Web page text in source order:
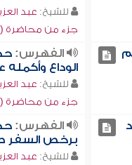
للشيخ: عبد
جزء من محاضرة (
الفهرس:
الوداع
للشيخ: عبد
جزء من محاضرة (
الفهرس:
برخص السفر
للشيخ: عبد